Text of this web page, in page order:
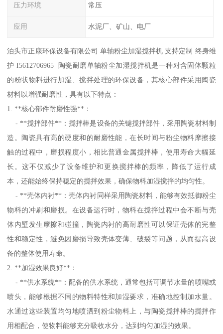
压力环境 常压
应用 水泥厂、矿山、电厂
泊头市正康环保设备有限公司 单轴粉尘加湿搅拌机 支持定制 终身维
护 I5612706965 陶瓷耐磨单轴粉尘加湿搅拌机是一种对含固体颗粒
的粉状物料进行加湿、搅拌处理的环保设备，其核心部件采用陶瓷
材料以增强耐磨性，具有以下特点：
1. **核心部件耐磨性强**：
- **搅拌部件**：搅拌棒是设备的关键搅拌部件，采用陶瓷材料制
造。陶瓷具有高的硬度和的耐磨性能，在长时间与粉尘物料摩擦接
触的过程中，磨损程度小，相比普通金属搅拌棒，使用寿命大幅延
长。这不仅减少了设备维护和更换搅拌棒的频率，降低了运行成
本，还能始终保持稳定的搅拌效果，确保物料加湿搅拌的均匀性。
- **壳体内衬**：壳体内衬同样采用陶瓷材料，能够有效抵御粉尘
物料的冲刷和磨损。在设备运行时，物料在搅拌过程中会不断与壳
体内壁发生摩擦和碰撞，陶瓷内衬的高耐磨性可以保证壳体的完整
性和稳定性，避免因磨损导致壳体变薄、破裂等问题，从而提高设
备的整体使用寿命。
2. **加湿效果良好**：
- **供水系统**：配备的供水系统，通常包括可调节水量的喷嘴或
喷头，能够根据不同的物料特性和加湿要求，准确地控制加水量。
水通过这些装置均匀地喷洒到粉尘物料上，与陶瓷搅拌棒的搅拌作
用相配合，使物料能够充分吸收水分，达到均匀加湿的效果。